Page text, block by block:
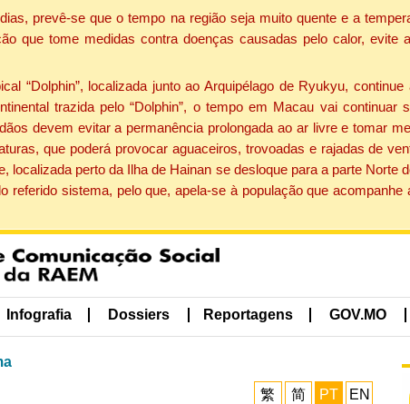
prevê-se que o tempo na região seja muito quente e a
que tome medidas contra doenças causadas pelo calor,
“Dolphin”, localizada junto ao Arquipélago de Ryukyu,
trazida pelo “Dolphin”, o tempo em Macau vai
devem evitar a permanência prolongada ao ar livre e tomar
que poderá provocar aguaceiros, trovoadas e rajadas de
localizada perto da Ilha de Hainan se desloque para a parte Norte
referido sistema, pelo que, apela-se à população que
Infografia Dossiers Reportagens GOV.MO
繁 简 PT EN